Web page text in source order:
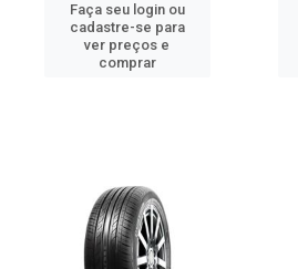
Faça seu login ou
cadastre-se para
ver preços e
comprar